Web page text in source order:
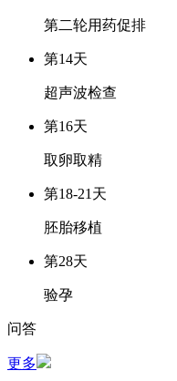
第二轮用药促排
第14天
超声波检查
第16天
取卵取精
第18-21天
胚胎移植
第28天
验孕
问答
更多